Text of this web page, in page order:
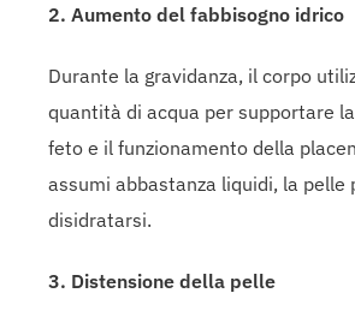
2. Aumento del fabbisogno idrico
Durante la gravidanza, il corpo
quantità di acqua per supportare
feto e il funzionamento della
assumi abbastanza liquidi, la pelle
disidratarsi.
3. Distensione della pelle